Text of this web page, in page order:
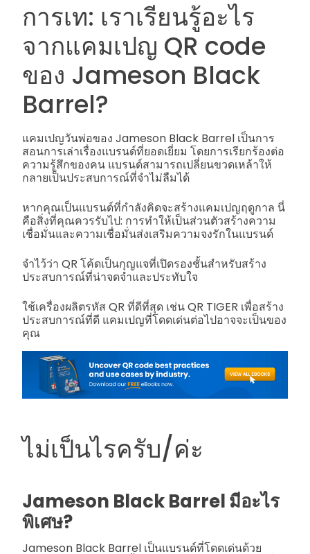
การเท: เราเรียนรู้อะไร
จากแคมเปญ QR code
ของ Jameson Black
Barrel?
แคมเปญวันพ่อของ Jameson Black Barrel เป็นการ
สอนการเล่าเรื่องแบรนด์ที่ยอดเยี่ยม โดยการเรียกร้องต่อ
ความรู้สึกของคน แบรนด์สามารถเปลี่ยนขวดเหล้าให้
กลายเป็นประสบการณ์ที่จำไม่ลืมได้
หากคุณเป็นแบรนด์ที่กำลังคิดจะสร้างแคมเปญฤดูกาล นี่
คือสิ่งที่คุณควรรับไป: การทำให้เป็นส่วนตัวสร้างความ
เชื่อมั่นและความเชื่อมั่นส่งเสริมความจงรักในแบรนด์
จำไว้ว่า QR โค้ดเป็นกุญแจที่เปิดรองชั้นสำหรับสร้าง
ประสบการณ์ที่น่าจดจำและประทับใจ
ใช้เครื่องผลิตรหัส QR ที่ดีที่สุด เช่น QR TIGER เพื่อสร้าง
ประสบการณ์ที่ดี แคมเปญที่โดดเด่นต่อไปอาจจะเป็นของ
คุณ
ไม่เป็นไรครับ/ค่ะ
Jameson Black Barrel มีอะไร
พิเศษ?
Jameson Black Barrel เป็นแบรนด์ที่โดดเด่นด้วย